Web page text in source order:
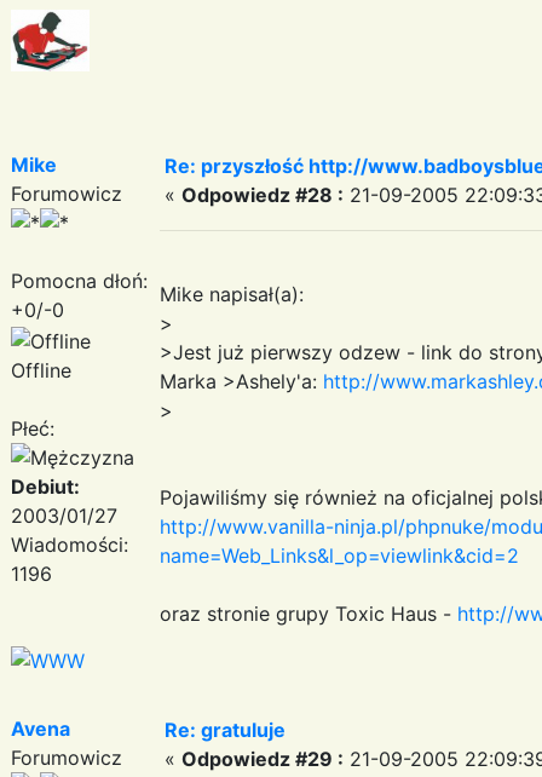
Mike
Forumowicz
Pomocna dłoń:
+0/-0
Offline
Płeć:
Debiut:
2003/01/27
Wiadomości:
1196
Re: przyszłość http://
« Odpowiedz #28 : 21-09-2005
Mike napisał(a):
>
>Jest już pierwszy odzew - link do
Marka >Ashely'a: http://
>
Pojawiliśmy się również na oficjalnej
http://www.vanilla-ninja.pl/phpnuke/
name=Web_Links&l_op=viewlink&cid=2
oraz stronie grupy Toxic Haus - http://
Avena
Forumowicz
Re: gratuluje
« Odpowiedz #29 : 21-09-2005